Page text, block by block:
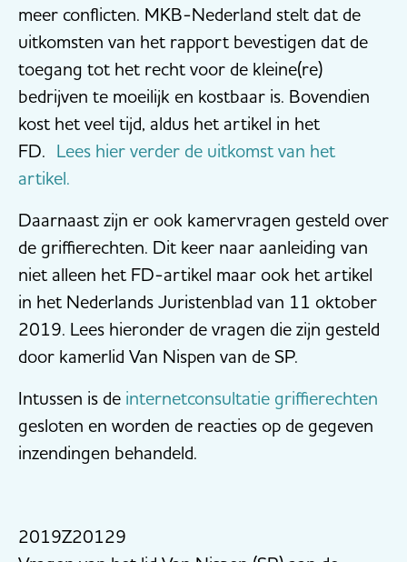
meer conflicten. MKB-Nederland stelt dat de
uitkomsten van het rapport bevestigen dat de
toegang tot het recht voor de kleine(re)
bedrijven te moeilijk en kostbaar is. Bovendien
kost het veel tijd, aldus het artikel in het
FD. Lees hier verder de uitkomst van het
artikel.
Daarnaast zijn er ook kamervragen gesteld over
de griffierechten. Dit keer naar aanleiding van
niet alleen het FD-artikel maar ook het artikel
in het Nederlands Juristenblad van 11 oktober
2019. Lees hieronder de vragen die zijn gesteld
door kamerlid Van Nispen van de SP.
Intussen is de internetconsultatie griffierechten
gesloten en worden de reacties op de gegeven
inzendingen behandeld.
2019Z20129